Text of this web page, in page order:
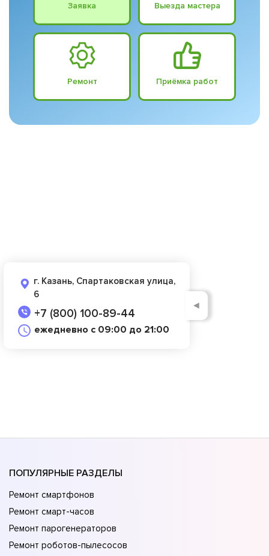
Заявка Выезда мастера
Ремонт Приёмка работ
г. Казань, Спартаковская улица,
6
+7 (800) 100-89-44
ежедневно с 09:00 до 21:00
◄
ПОПУЛЯРНЫЕ РАЗДЕЛЫ
Ремонт смартфонов
Ремонт смарт-часов
Ремонт парогенераторов
Ремонт роботов-пылесосов